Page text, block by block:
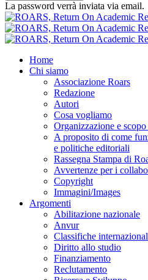
La password verrà inviata via email.
Home
Chi siamo
Associazione Roars
Redazione
Autori
Cosa vogliamo
Organizzazione e
A proposito di come
e politiche editoriali
Rassegna Stampa di
Avvertenze per i
Copyright
Immagini/Images
Argomenti
Abilitazione nazionale
Anvur
Classifiche
Diritto allo studio
Finanziamento
Reclutamento